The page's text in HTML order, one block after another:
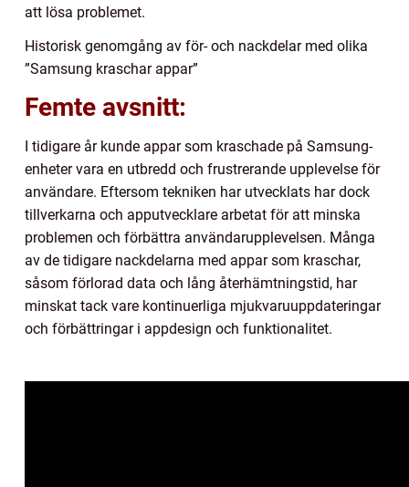
att lösa problemet.
Historisk genomgång av för- och nackdelar med olika
”Samsung kraschar appar”
Femte avsnitt:
I tidigare år kunde appar som kraschade på Samsung-
enheter vara en utbredd och frustrerande upplevelse för
användare. Eftersom tekniken har utvecklats har dock
tillverkarna och apputvecklare arbetat för att minska
problemen och förbättra användarupplevelsen. Många
av de tidigare nackdelarna med appar som kraschar,
såsom förlorad data och lång återhämtningstid, har
minskat tack vare kontinuerliga mjukvaruuppdateringar
och förbättringar i appdesign och funktionalitet.